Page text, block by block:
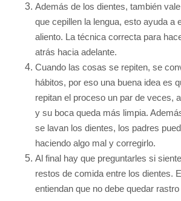
Además de los dientes, también
que cepillen la lengua, esto ayuda a
aliento. La técnica correcta para
atrás hacia adelante.
Cuando las cosas se repiten, se
hábitos, por eso una buena idea es
repitan el proceso un par de veces,
y su boca queda más limpia.
se lavan los dientes, los padres
haciendo algo mal y corregirlo.
Al final hay que preguntarles si
restos de comida entre los dientes.
entiendan que no debe quedar